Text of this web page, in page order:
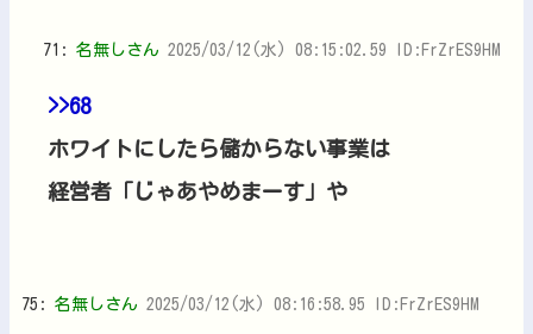
71: 名無しさん 2025/03/12(水) 08:15:02.59 ID:FrZrES9HM
>>68
ホワイトにしたら儲からない事業は
経営者「じゃあやめまーす」や
75: 名無しさん 2025/03/12(水) 08:16:58.95 ID:FrZrES9HM